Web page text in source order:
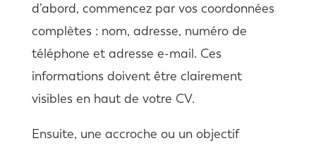
d’abord, commencez par vos coordonnées
complètes : nom, adresse, numéro de
téléphone et adresse e-mail. Ces
informations doivent être clairement
visibles en haut de votre CV.
Ensuite, une accroche ou un objectif